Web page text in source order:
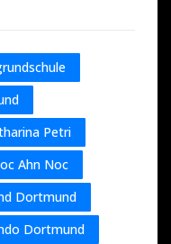
Petri
Ahn Noc
Dortmund
Dortmund